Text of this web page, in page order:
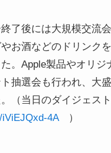
了後には大規模交流
お酒などのドリンク
。Apple製品やオリジ
抽選会も行われ、大
（当日のダイジェスト
4A）